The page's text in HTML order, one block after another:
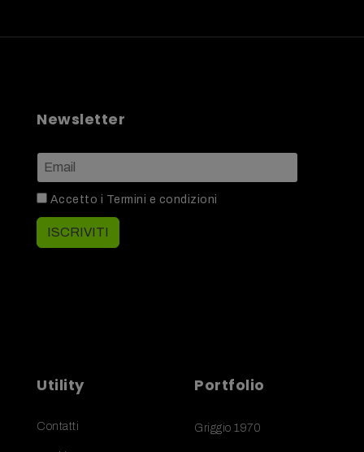
Newsletter
Accetto i Termini e condizioni
ISCRIVITI
Utility
Contatti
Portfolio
Griggio 1970